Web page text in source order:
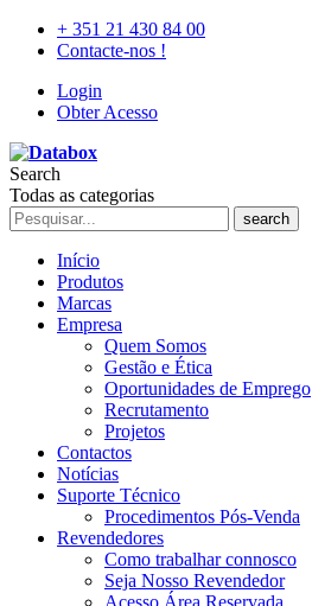
+ 351 21 430 84 00
Contacte-nos !
Login
Obter Acesso
Search
Todas as categorias
search
Início
Produtos
Marcas
Empresa
Quem Somos
Gestão e Ética
Oportunidades de Emprego
Recrutamento
Projetos
Contactos
Notícias
Suporte Técnico
Procedimentos Pós-Venda
Revendedores
Como trabalhar connosco
Seja Nosso Revendedor
Acesso Área Reservada